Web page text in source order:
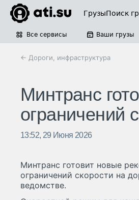
ГрузыПоиск
Все сервисы Ваши грузы
← Дороги, инфраструктура
Минтранс
ограничений
13:52, 29 Июня 2026
Минтранс готовит новые
ограничений скорости на
ведомстве.